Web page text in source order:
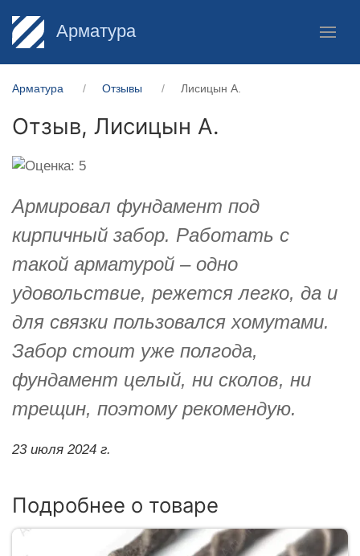
Арматура
Арматура Отзывы Лисицын А.
Отзыв, Лисицын А.
Армировал фундамент под
кирпичный забор. Работать с
такой арматурой – одно
удовольствие, режется легко, да и
для связки пользовался хомутами.
Забор стоит уже полгода,
фундамент целый, ни сколов, ни
трещин, поэтому рекомендую.
23 июля 2024 г.
Подробнее о товаре